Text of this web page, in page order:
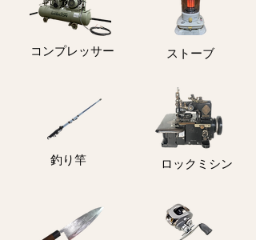
コンプレッサー ストーブ
釣り竿 ロックミシン